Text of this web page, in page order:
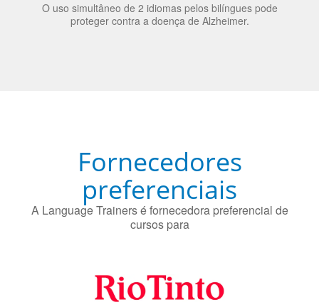
O uso simultâneo de 2 idiomas pelos bilíngues pode
proteger contra a doença de Alzheimer.
Fornecedores
preferenciais
A Language Trainers é fornecedora preferencial de
cursos para